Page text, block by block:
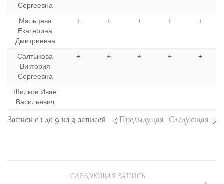
Сергеевна
Мальцева
Екатерина
Дмитриевна
+ + + + +
Салтыкова
Виктория
Сергеевна
+ + + + +
Шилков Иван
Васильевич
Записи с 1 до 9 из 9 записей Предыдущая Следующая
СЛЕДУЮЩАЯ ЗАПИСЬ